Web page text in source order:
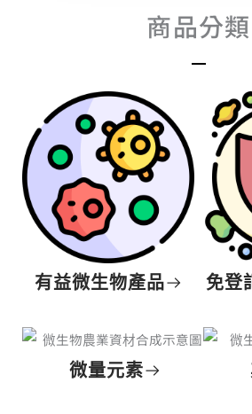
商品分類
有益微生物產品
免登
微量元素